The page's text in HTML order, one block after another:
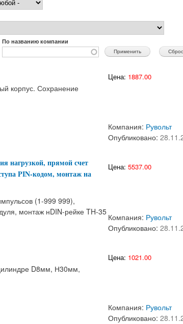
По названию компании
корпус. Сохранение
Цена: 1887.00
Компания: Рувольт
Опубликовано:
нагрузкой, прямой счет
PIN-кодом, монтаж на
(1-999 999),
монтаж нDIN-рейке TH-35
Цена: 5537.00
Компания: Рувольт
Опубликовано:
D8мм, Н30мм,
Цена: 1021.00
Компания: Рувольт
Опубликовано: